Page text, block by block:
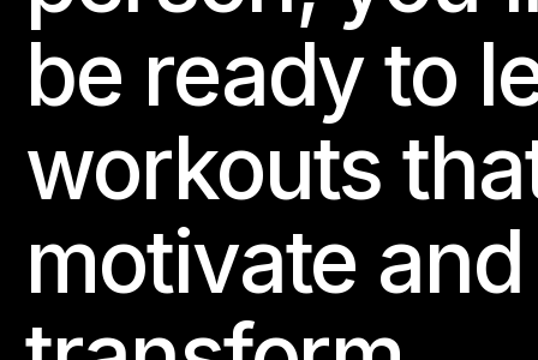
be ready to
workouts
motivate and